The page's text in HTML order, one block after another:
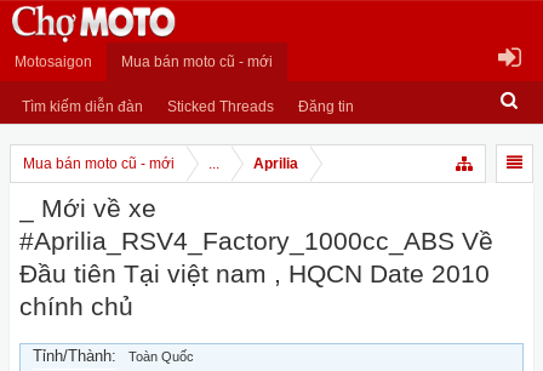
Motosaigon Mua bán moto cũ - mới
Tìm kiếm diễn đàn Sticked Threads Đăng tin
Mua bán moto cũ - mới ... Aprilia
_ Mới về xe
#Aprilia_RSV4_Factory_1000cc_ABS Về
Đầu tiên Tại việt nam , HQCN Date 2010
chính chủ
Tỉnh/Thành: Toàn Quốc